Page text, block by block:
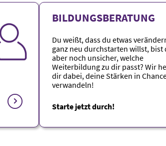
BILDUNGSBERATUNG
Du weißt, dass du etwas
ganz neu durchstarten willst, bist
aber noch unsicher, welche
Weiterbildung zu dir passt? Wir
dir dabei, deine Stärken in
verwandeln!
Starte jetzt durch!